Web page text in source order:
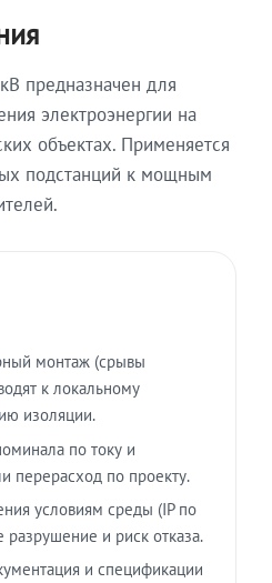
предназначен для
электроэнергии на
объектах. Применяется
подстанций к мощным
монтаж (срывы
к локальному
изоляции.
по току и
перерасход по проекту.
условиям среды (IP по
разрушение и риск отказа.
и спецификации